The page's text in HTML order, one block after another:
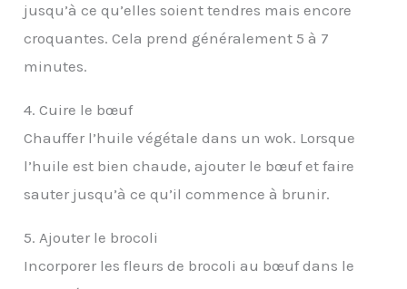
jusqu’à ce qu’elles soient tendres mais encore
croquantes. Cela prend généralement 5 à 7
minutes.
4. Cuire le bœuf
Chauffer l’huile végétale dans un wok. Lorsque
l’huile est bien chaude, ajouter le bœuf et faire
sauter jusqu’à ce qu’il commence à brunir.
5. Ajouter le brocoli
Incorporer les fleurs de brocoli au bœuf dans le